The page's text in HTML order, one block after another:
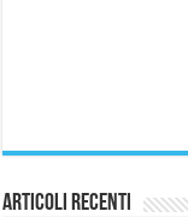
Articoli Recenti